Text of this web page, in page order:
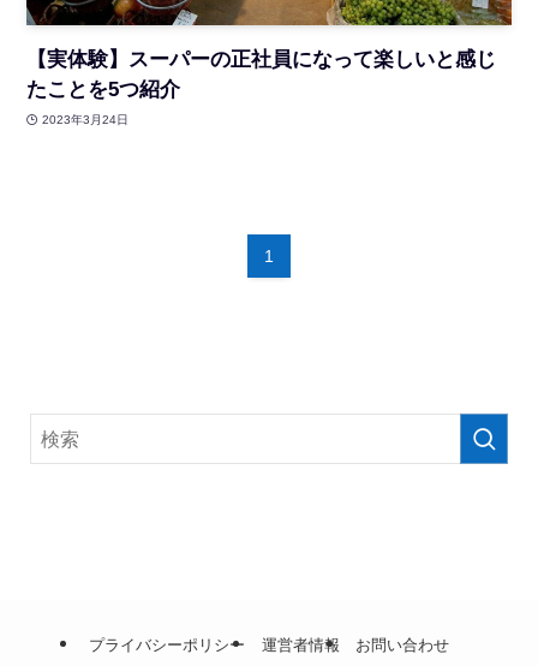
【実体験】スーパーの正社員になって楽しいと感じ
たことを5つ紹介
2023年3月24日
1
プライバシーポリシー 運営者情報 お問い合わせ